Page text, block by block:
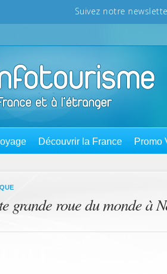
Découvrir la France Promo
grande roue du monde à